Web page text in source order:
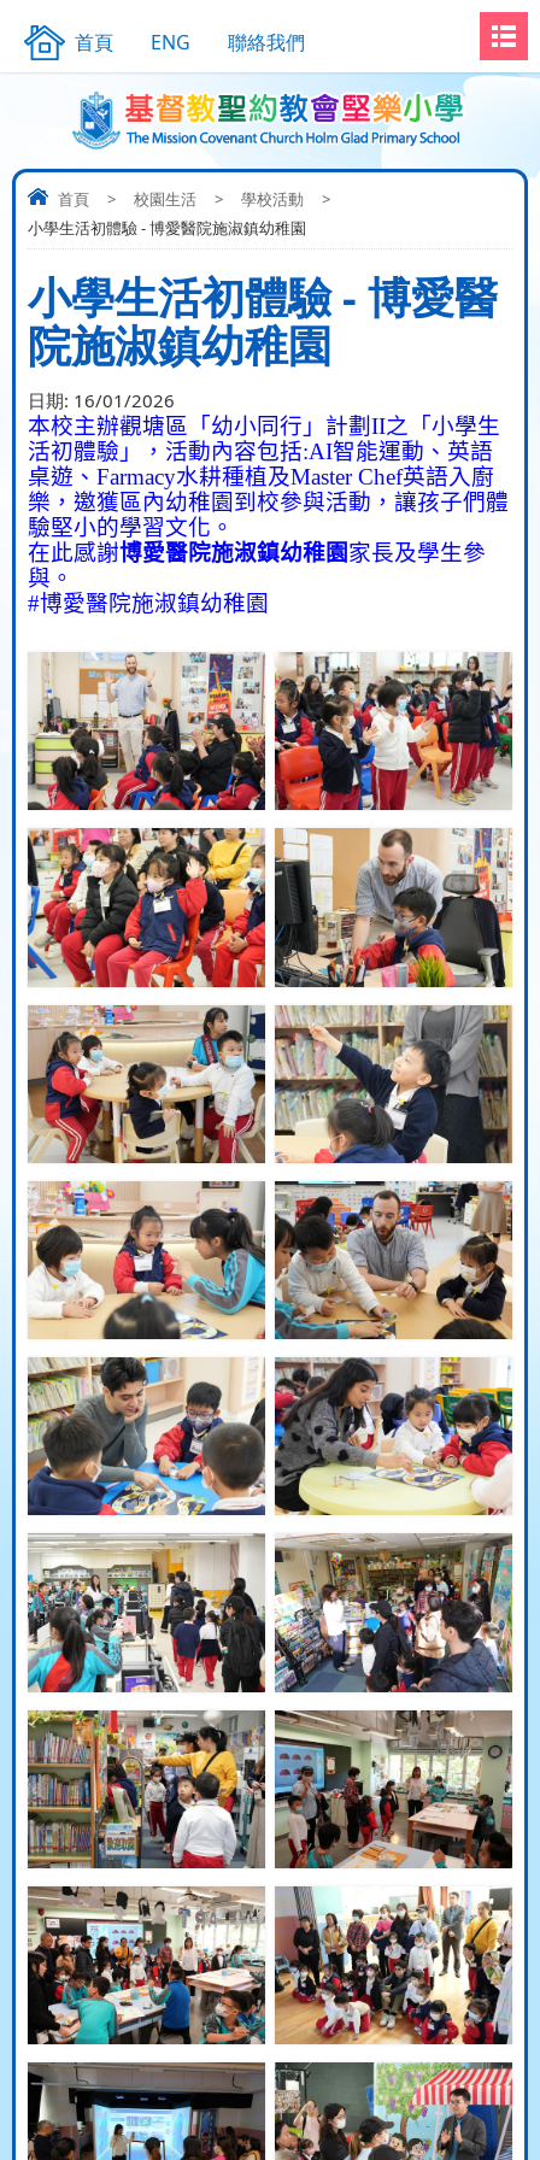
首頁 ENG 聯絡我們
首頁 > 校園生活 > 學校活動
>
小學生活初體驗 - 博愛醫院施淑鎮幼稚園
小學生活初體驗 - 博愛醫
院施淑鎮幼稚園
日期: 16/01/2026
本校主辦觀塘區「幼小同行」計劃 II之「小學生
活初體驗」，活動內容包括:AI智能運動、英語
桌遊、 Farmacy水耕種植及Master Chef英語入廚
樂，邀獲區內幼稚園到校參與活動，讓孩子們體
驗堅小的學習文化。
在此感謝博愛醫院施淑鎮幼稚園家長及學生參
與。
#博愛醫院施淑鎮幼稚園